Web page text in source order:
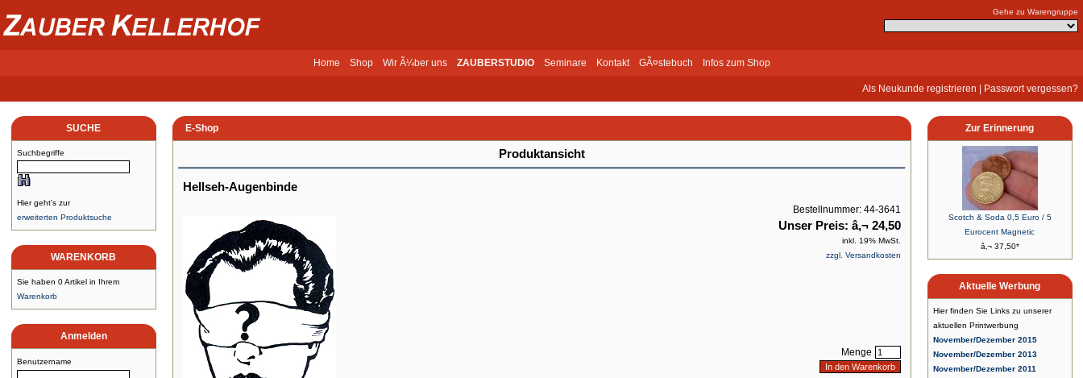
Gehe zu Warengruppe
Home Shop Wir Ã¼ber uns ZAUBERSTUDIO Seminare Kontakt GÃ¤stebuch Infos zum Shop
Als Neukunde registrieren Passwort vergessen?
SUCHE
Suchbegriffe
Hier geht's zur
erweiterten Produktsuche
WARENKORB
Sie haben 0 Artikel in Ihrem
Warenkorb
Anmelden
Benutzername
E-Shop
Produktansicht
Hellseh-Augenbinde
Bestellnummer: 44-3641
Unser Preis: â‚¬ 24,50
inkl. 19% MwSt.
zzgl. Versandkosten
Menge
Zur Erinnerung
Scotch & Soda 0,5 Euro / 5
Eurocent Magnetic
â‚¬ 37,50*
Aktuelle Werbung
Hier finden Sie Links zu unserer
aktuellen Printwerbung
November/Dezember 2015
November/Dezember 2013
November/Dezember 2011